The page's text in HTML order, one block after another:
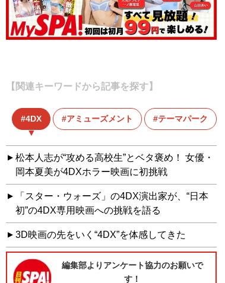
【関連キーワードから記事を探す】
4DX アミューズメント テーマパーク
松本人志が“攻める高校生”とベタ褒め！ 女優・
岡本夏美が4DXホラー映画に初挑戦
「スター・ウォーズ」の4DX演出家が、“日本
初”の4DX専用映画への挑戦を語る
3D映画の先をいく“4DX”を体感してきた